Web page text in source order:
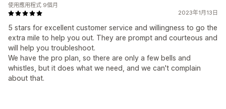
2023年1月13日
5 stars for excellent customer service and willingness to go the
extra mile to help you out. They are prompt and courteous and
will help you troubleshoot.
We have the pro plan, so there are only a few bells and
whistles, but it does what we need, and we can't complain
about that.
使用應用程式 9個月